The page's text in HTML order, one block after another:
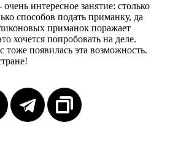
интересное занятие: столько
способов подать приманку, да
приманок поражает
хочется попробовать на деле.
тоже появилась эта возможность.